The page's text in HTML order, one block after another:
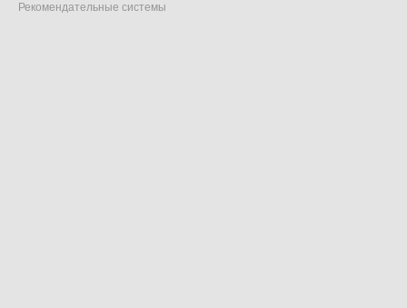
Рекомендательные системы